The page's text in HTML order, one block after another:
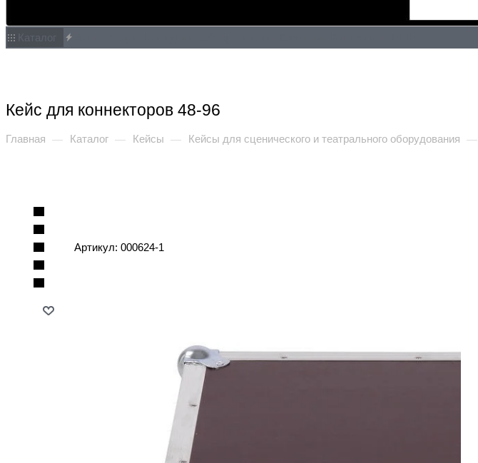
Кейс для коннекторов 48-96
Главная — Каталог — Кейсы — Кейсы для сценического и театрального оборудования —
Артикул: 000624-1